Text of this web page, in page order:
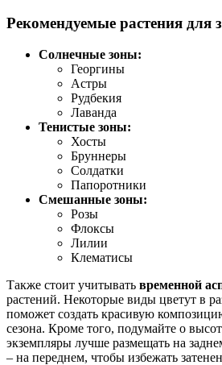
Рекомендуемые растения для
Солнечные зоны:
Георгины
Астры
Рудбекия
Лаванда
Тенистые зоны:
Хосты
Бруннеры
Солдатки
Папоротники
Смешанные зоны:
Розы
Флоксы
Лилии
Клематисы
Также стоит учитывать временной
растений. Некоторые виды цветут в
поможет создать красивую
сезона. Кроме того, подумайте о
экземпляры лучше размещать на
– на переднем, чтобы избежать